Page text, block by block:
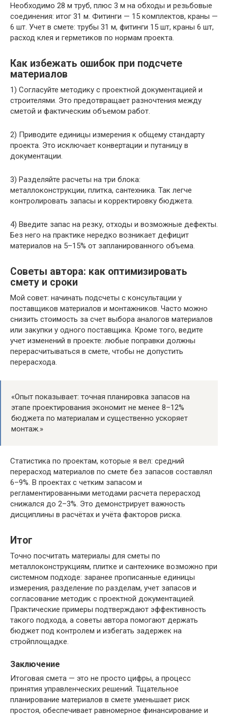
Необходимо 28 м труб, плюс 3 м на обходы и резьбовые
соединения: итог 31 м. Фитинги — 15 комплектов, краны —
6 шт. Учет в смете: трубы 31 м, фитинги 15 шт, краны 6 шт,
расход клея и герметиков по нормам проекта.
Как избежать ошибок при подсчете
материалов
1) Согласуйте методику с проектной документацией и
строителями. Это предотвращает разночтения между
сметой и фактическим объемом работ.
2) Приводите единицы измерения к общему стандарту
проекта. Это исключает конвертации и путаницу в
документации.
3) Разделяйте расчеты на три блока:
металлоконструкции, плитка, сантехника. Так легче
контролировать запасы и корректировку бюджета.
4) Введите запас на резку, отходы и возможные дефекты.
Без него на практике нередко возникает дефицит
материалов на 5–15% от запланированного объема.
Советы автора: как оптимизировать
смету и сроки
Мой совет: начинать подсчеты с консультации у
поставщиков материалов и монтажников. Часто можно
снизить стоимость за счет выбора аналогов материалов
или закупки у одного поставщика. Кроме того, ведите
учет изменений в проекте: любые поправки должны
перерасчитываться в смете, чтобы не допустить
перерасхода.
«Опыт показывает: точная планировка запасов на
этапе проектирования экономит не менее 8–12%
бюджета по материалам и существенно ускоряет
монтаж.»
Статистика по проектам, которые я вел: средний
перерасход материалов по смете без запасов составлял
6–9%. В проектах с четким запасом и
регламентированными методами расчета перерасход
снижался до 2–3%. Это демонстрирует важность
дисциплины в расчётах и учёта факторов риска.
Итог
Точно посчитать материалы для сметы по
металлоконструкциям, плитке и сантехнике возможно при
системном подходе: заранее прописанные единицы
измерения, разделение по разделам, учет запасов и
согласование методик с проектной документацией.
Практические примеры подтверждают эффективность
такого подхода, а советы автора помогают держать
бюджет под контролем и избегать задержек на
стройплощадке.
Заключение
Итоговая смета — это не просто цифры, а процесс
принятия управленческих решений. Тщательное
планирование материалов в смете уменьшает риск
простоя, обеспечивает равномерное финансирование и